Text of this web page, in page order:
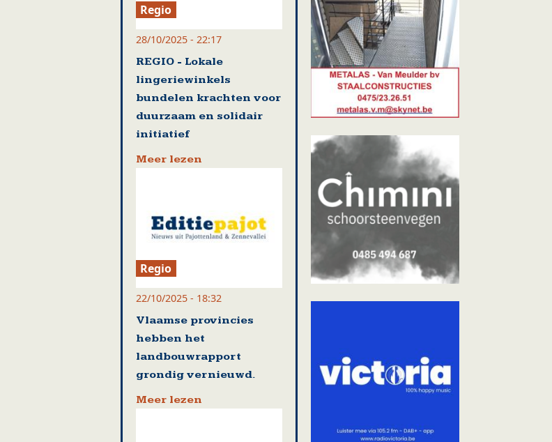
Regio
28/10/2025 - 22:17
REGIO - Lokale
lingeriewinkels
bundelen krachten voor
duurzaam en solidair
initiatief
Meer lezen
Regio
22/10/2025 - 18:32
Vlaamse provincies
hebben het
landbouwrapport
grondig vernieuwd.
Meer lezen